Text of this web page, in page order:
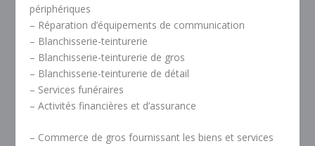
périphériques
– Réparation d’équipements de communication
– Blanchisserie-teinturerie
– Blanchisserie-teinturerie de gros
– Blanchisserie-teinturerie de détail
– Services funéraires
– Activités financières et d’assurance
– Commerce de gros fournissant les biens et services